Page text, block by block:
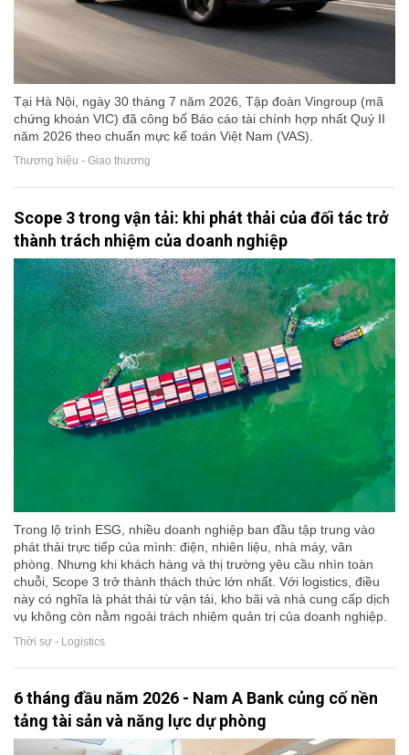
Tại Hà Nội, ngày 30 tháng 7 năm 2026, Tập đoàn Vingroup (mã
chứng khoán VIC) đã công bố Báo cáo tài chính hợp nhất Quý II
năm 2026 theo chuẩn mực kế toán Việt Nam (VAS).
Thương hiệu - Giao thương
Scope 3 trong vận tải: khi phát thải của đối tác trở
thành trách nhiệm của doanh nghiệp
Trong lộ trình ESG, nhiều doanh nghiệp ban đầu tập trung vào
phát thải trực tiếp của mình: điện, nhiên liệu, nhà máy, văn
phòng. Nhưng khi khách hàng và thị trường yêu cầu nhìn toàn
chuỗi, Scope 3 trở thành thách thức lớn nhất. Với logistics, điều
này có nghĩa là phát thải từ vận tải, kho bãi và nhà cung cấp dịch
vụ không còn nằm ngoài trách nhiệm quản trị của doanh nghiệp.
Thời sự - Logistics
6 tháng đầu năm 2026 - Nam A Bank củng cố nền
tảng tài sản và năng lực dự phòng